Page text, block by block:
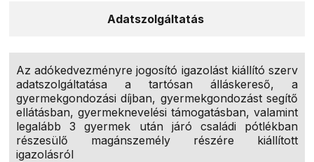
Adatszolgáltatás
Az adókedvezményre jogosító igazolást kiállító szerv
adatszolgáltatása a tartósan álláskereső, a
gyermekgondozási díjban, gyermekgondozást segítő
ellátásban, gyermeknevelési támogatásban, valamint
legalább 3 gyermek után járó családi pótlékban
részesülő magánszemély részére kiállított
igazolásról